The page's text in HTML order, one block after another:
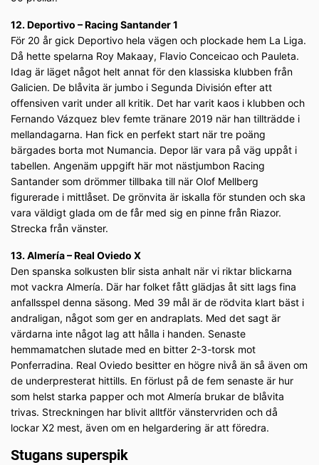
12. Deportivo – Racing Santander 1
För 20 år gick Deportivo hela vägen och plockade hem La Liga.
Då hette spelarna Roy Makaay, Flavio Conceicao och Pauleta.
Idag är läget något helt annat för den klassiska klubben från
Galicien. De blåvita är jumbo i Segunda División efter att
offensiven varit under all kritik. Det har varit kaos i klubben och
Fernando Vázquez blev femte tränare 2019 när han tillträdde i
mellandagarna. Han fick en perfekt start när tre poäng
bärgades borta mot Numancia. Depor lär vara på väg uppåt i
tabellen. Angenäm uppgift här mot nästjumbon Racing
Santander som drömmer tillbaka till när Olof Mellberg
figurerade i mittlåset. De grönvita är iskalla för stunden och ska
vara väldigt glada om de får med sig en pinne från Riazor.
Strecka från vänster.
13. Almería – Real Oviedo X
Den spanska solkusten blir sista anhalt när vi riktar blickarna
mot vackra Almería. Där har folket fått glädjas åt sitt lags fina
anfallsspel denna säsong. Med 39 mål är de rödvita klart bäst i
andraligan, något som ger en andraplats. Med det sagt är
värdarna inte något lag att hålla i handen. Senaste
hemmamatchen slutade med en bitter 2-3-torsk mot
Ponferradina. Real Oviedo besitter en högre nivå än så även om
de underpresterat hittills. En förlust på de fem senaste är hur
som helst starka papper och mot Almería brukar de blåvita
trivas. Streckningen har blivit alltför vänstervriden och då
lockar X2 mest, även om en helgardering är att föredra.
Stugans superspik